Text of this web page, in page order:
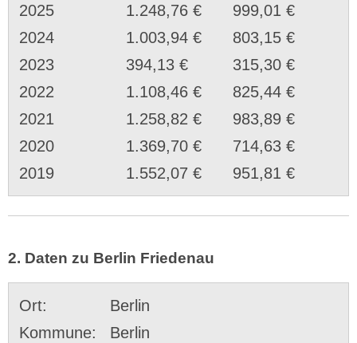
2025
1.248,76 €
999,01 €
2024
1.003,94 €
803,15 €
2023
394,13 €
315,30 €
2022
1.108,46 €
825,44 €
2021
1.258,82 €
983,89 €
2020
1.369,70 €
714,63 €
2019
1.552,07 € 951,81 €
2. Daten zu Berlin Friedenau
Ort:
Berlin
Kommune:
Berlin